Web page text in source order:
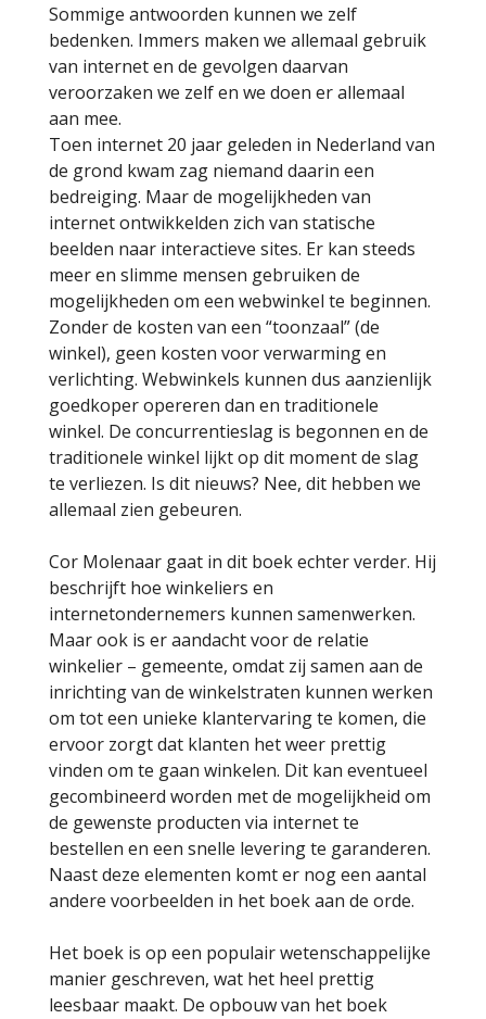
Sommige antwoorden kunnen we zelf
bedenken. Immers maken we allemaal gebruik
van internet en de gevolgen daarvan
veroorzaken we zelf en we doen er allemaal
aan mee.
Toen internet 20 jaar geleden in Nederland van
de grond kwam zag niemand daarin een
bedreiging. Maar de mogelijkheden van
internet ontwikkelden zich van statische
beelden naar interactieve sites. Er kan steeds
meer en slimme mensen gebruiken de
mogelijkheden om een webwinkel te beginnen.
Zonder de kosten van een “toonzaal” (de
winkel), geen kosten voor verwarming en
verlichting. Webwinkels kunnen dus aanzienlijk
goedkoper opereren dan en traditionele
winkel. De concurrentieslag is begonnen en de
traditionele winkel lijkt op dit moment de slag
te verliezen. Is dit nieuws? Nee, dit hebben we
allemaal zien gebeuren.
Cor Molenaar gaat in dit boek echter verder. Hij
beschrijft hoe winkeliers en
internetondernemers kunnen samenwerken.
Maar ook is er aandacht voor de relatie
winkelier – gemeente, omdat zij samen aan de
inrichting van de winkelstraten kunnen werken
om tot een unieke klantervaring te komen, die
ervoor zorgt dat klanten het weer prettig
vinden om te gaan winkelen. Dit kan eventueel
gecombineerd worden met de mogelijkheid om
de gewenste producten via internet te
bestellen en een snelle levering te garanderen.
Naast deze elementen komt er nog een aantal
andere voorbeelden in het boek aan de orde.
Het boek is op een populair wetenschappelijke
manier geschreven, wat het heel prettig
leesbaar maakt. De opbouw van het boek